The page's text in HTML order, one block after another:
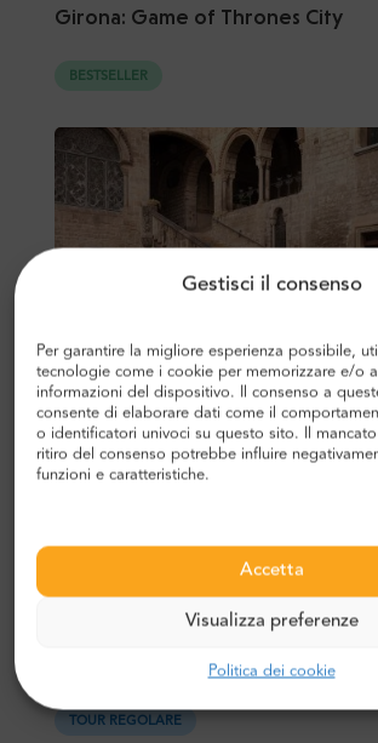
Gestisci il consenso
Per garantire la migliore esperienza possibile,
tecnologie come i cookie per memorizzare e/o
informazioni del dispositivo. Il consenso a
consente di elaborare dati come il
o identificatori univoci su questo sito. Il mancato
ritiro del consenso potrebbe influire
funzioni e caratteristiche.
Accetta
Visualizza preferenze
Politica dei cookie
Girona: Game of Thrones City
BESTSELLER
Picasso e del quartiere del Born
BESTSELLER
TOUR REGOLARE